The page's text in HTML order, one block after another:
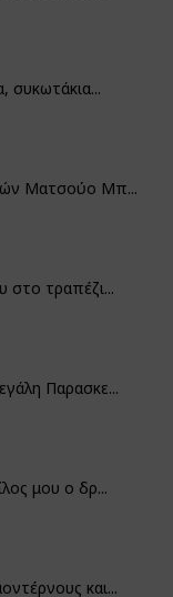
συκωτάκια...
Ματσούο Μπ...
στο τραπέζι...
Παρασκε...
μου ο δρ...
και...